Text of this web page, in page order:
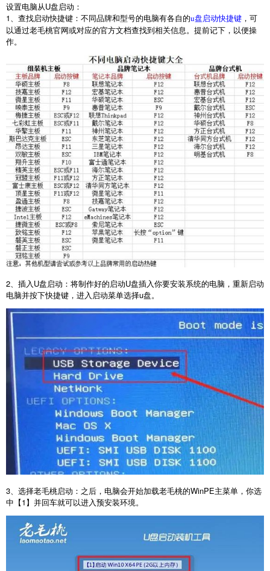
设置电脑从U盘启动：
1、查找启动快捷键：不同品牌和型号的电脑有各自的u盘启动快捷键 ，可
以通过老毛桃官网或对应的官方文档查找到相关信息。提前记下，以便操
作。
2、插入U盘启动：将制作好的启动U盘插入你要安装系统的电脑，重新启动
电脑并按下快捷键，进入启动菜单选择u盘。
3 、选择老毛桃启动：之后，电脑会开始加载老毛桃的WinPE主菜单，你选
中【1】并回车就可以进入预安装环境。